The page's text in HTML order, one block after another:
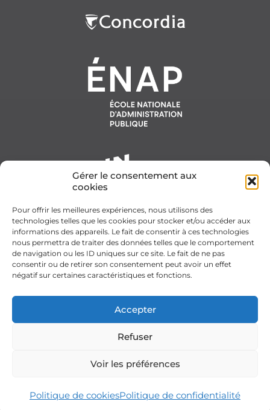
Gérer le consentement aux
cookies
Pour offrir les meilleures expériences, nous utilisons des
technologies telles que les cookies pour stocker et/ou accéder aux
informations des appareils. Le fait de consentir à ces technologies
nous permettra de traiter des données telles que le comportement
de navigation ou les ID uniques sur ce site. Le fait de ne pas
consentir ou de retirer son consentement peut avoir un effet
négatif sur certaines caractéristiques et fonctions.
Accepter
Refuser
Voir les préférences
Politique de cookiesPolitique de confidentialité